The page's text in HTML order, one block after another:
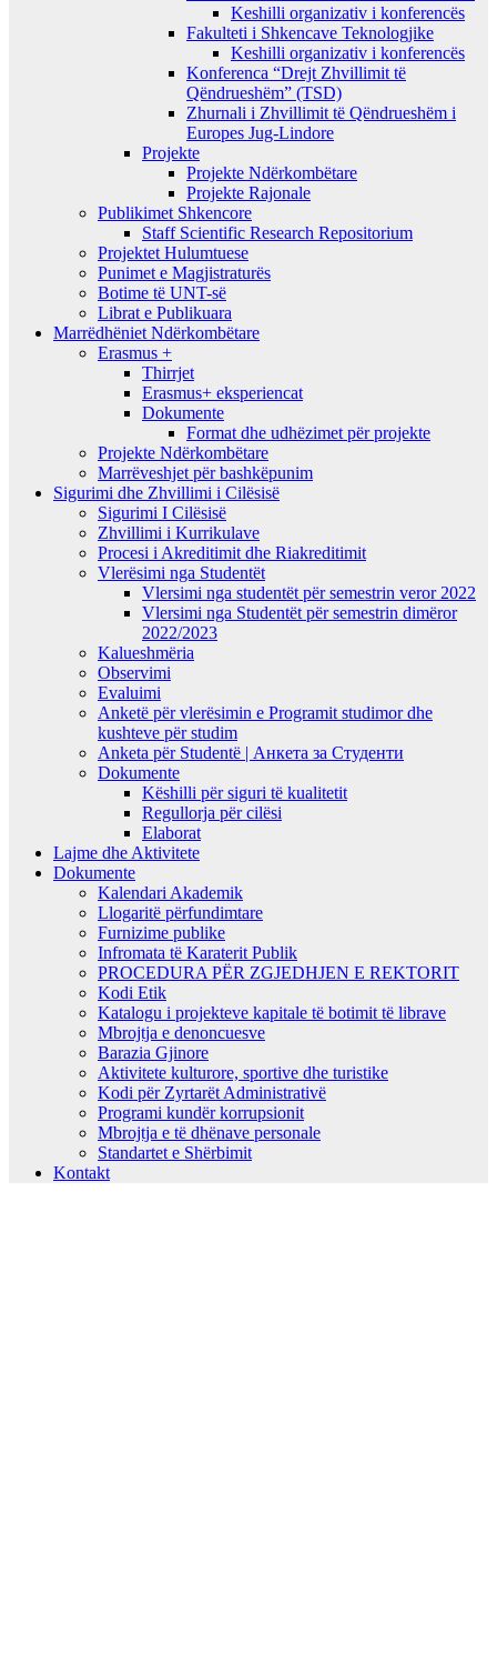
Keshilli organizativ i konferencës
Fakulteti i Shkencave Teknologjike
Keshilli organizativ i konferencës
Konferenca “Drejt Zhvillimit të
Qëndrueshëm” (TSD)
Zhurnali i Zhvillimit të Qëndrueshëm i
Europes Jug-Lindore
Projekte
Projekte Ndërkombëtare
Projekte Rajonale
Publikimet Shkencore
Staff Scientific Research Repositorium
Projektet Hulumtuese
Punimet e Magjistraturës
Botime të UNT-së
Librat e Publikuara
Marrëdhëniet Ndërkombëtare
Erasmus +
Thirrjet
Erasmus+ eksperiencat
Dokumente
Format dhe udhëzimet për projekte
Projekte Ndërkombëtare
Marrëveshjet për bashkëpunim
Sigurimi dhe Zhvillimi i Cilësisë
Sigurimi I Cilësisë
Zhvillimi i Kurrikulave
Procesi i Akreditimit dhe Riakreditimit
Vlerësimi nga Studentët
Vlersimi nga studentët për semestrin veror 2022
Vlersimi nga Studentët për semestrin dimëror
2022/2023
Kalueshmëria
Observimi
Evaluimi
Anketë për vlerësimin e Programit studimor dhe
kushteve për studim
Anketa për Studentë | Анкета за Студенти
Dokumente
Këshilli për siguri të kualitetit
Regullorja për cilësi
Elaborat
Lajme dhe Aktivitete
Dokumente
Kalendari Akademik
Llogaritë përfundimtare
Furnizime publike
Infromata të Karaterit Publik
PROCEDURA PËR ZGJEDHJEN E REKTORIT
Kodi Etik
Katalogu i projekteve kapitale të botimit të librave
Mbrojtja e denoncuesve
Barazia Gjinore
Aktivitete kulturore, sportive dhe turistike
Kodi për Zyrtarët Administrativë
Programi kundër korrupsionit
Mbrojtja e të dhënave personale
Standartet e Shërbimit
Kontakt